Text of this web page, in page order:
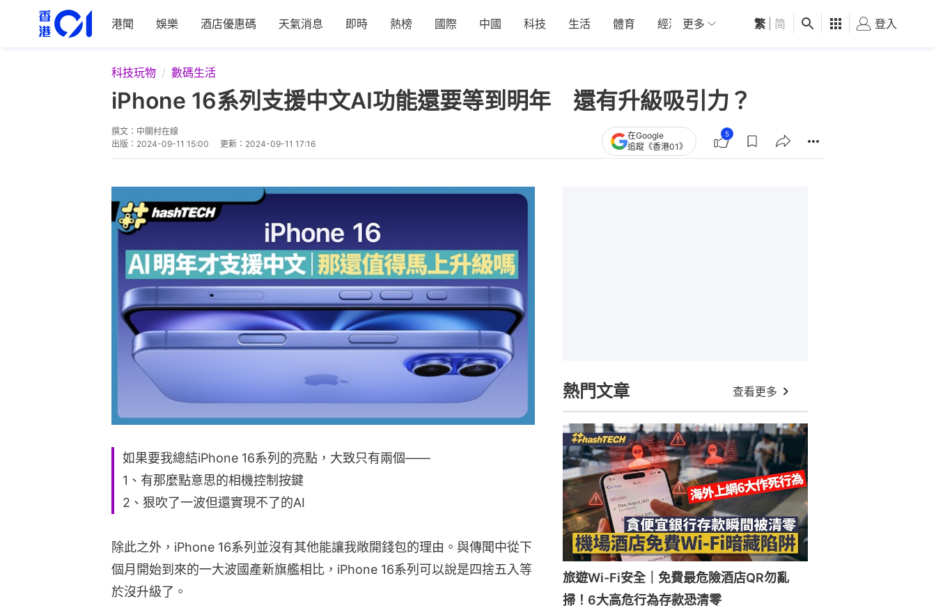
港聞 娛樂 酒店優惠碼 天氣消息 即時 熱榜 國際 中國 科技 生活 體育 經濟 01深圳 觀點 健康 好食玩飛
更多 繁 简 登入
科技玩物 數碼生活
iPhone 16系列支援中文AI功能還要等到明年 還有升級吸引力？
撰文： 中關村在線
出版： 2024-09-11 15:00 更新： 2024-09-11 17:16
在Google
追蹤《香港01》
5
如果要我總結iPhone 16系列的亮點，大致只有兩個——
1、有那麼點意思的相機控制按鍵
2、狠吹了一波但還實現不了的AI
除此之外，iPhone 16系列並沒有其他能讓我敞開錢包的理由。與傳聞中從下
個月開始到來的一大波國產新旗艦相比，iPhone 16系列可以說是四捨五入等
於沒升級了。
熱門文章 查看更多
旅遊Wi-Fi安全｜免費最危險酒店QR勿亂
掃！6大高危行為存款恐清零